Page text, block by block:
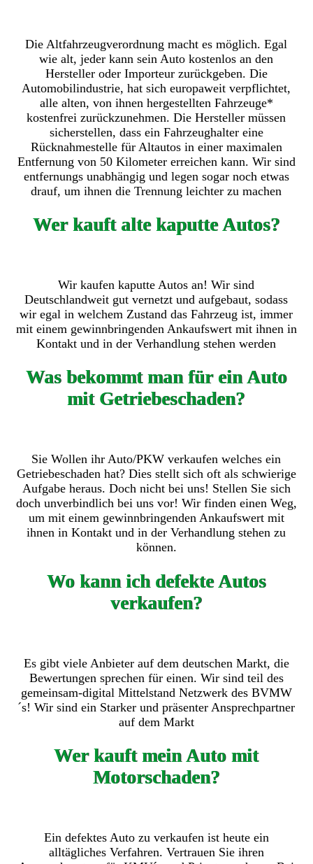
Die Altfahrzeugverordnung macht es möglich. Egal
wie alt, jeder kann sein Auto kostenlos an den
Hersteller oder Importeur zurückgeben. Die
Automobilindustrie, hat sich europaweit verpflichtet,
alle alten, von ihnen hergestellten Fahrzeuge*
kostenfrei zurückzunehmen. Die Hersteller müssen
sicherstellen, dass ein Fahrzeughalter eine
Rücknahmestelle für Altautos in einer maximalen
Entfernung von 50 Kilometer erreichen kann. Wir sind
entfernungs unabhängig und legen sogar noch etwas
drauf, um ihnen die Trennung leichter zu machen
Wer kauft alte kaputte Autos?
Wir kaufen kaputte Autos an! Wir sind
Deutschlandweit gut vernetzt und aufgebaut, sodass
wir egal in welchem Zustand das Fahrzeug ist, immer
mit einem gewinnbringenden Ankaufswert mit ihnen in
Kontakt und in der Verhandlung stehen werden
Was bekommt man für ein Auto
mit Getriebeschaden?
Sie Wollen ihr Auto/PKW verkaufen welches ein
Getriebeschaden hat? Dies stellt sich oft als schwierige
Aufgabe heraus. Doch nicht bei uns! Stellen Sie sich
doch unverbindlich bei uns vor! Wir finden einen Weg,
um mit einem gewinnbringenden Ankaufswert mit
ihnen in Kontakt und in der Verhandlung stehen zu
können.
Wo kann ich defekte Autos
verkaufen?
Es gibt viele Anbieter auf dem deutschen Markt, die
Bewertungen sprechen für einen. Wir sind teil des
gemeinsam-digital Mittelstand Netzwerk des BVMW
´s! Wir sind ein Starker und präsenter Ansprechpartner
auf dem Markt
Wer kauft mein Auto mit
Motorschaden?
Ein defektes Auto zu verkaufen ist heute ein
alltägliches Verfahren. Vertrauen Sie ihren